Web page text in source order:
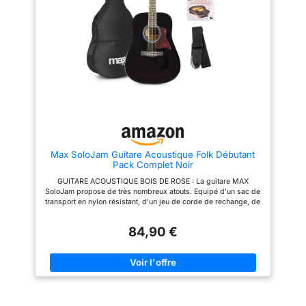
maniement facile et son
agréable jouabilité, cette guitare
est le meilleur atout pour
progresser rapidement
Livraison : 1 x Guitare
Acoustique Folk F310 Tobacco
Brown Sunburst de Yamaha / 6
cordes en acier / Son
en noyer, offrant un son
chaleureux et résonnant Sa
construction robuste garantit
une durabilité et des
performances durables La
forme du corps dreadnought du
CD-60 offre un son riche et
améliorées, ce qui en fait un
styles musicaux Profitez d'une
tranquillité d'esprit grâce à la
Fender, garantissant que votre
guitare est exempte de défauts
de matériaux et de fabrication
Max SoloJam Guitare Acoustique Folk Débutant
Pack Complet Noir
GUITARE ACOUSTIQUE BOIS DE ROSE : La guitare MAX
SoloJam propose de très nombreux atouts. Equipé d'un sac de
transport en nylon résistant, d'un jeu de corde de rechange, de
être utilisé dès sa réception ! DES FINITIONS DE TRES HAUTE
belles finitions qui rend son utilisation très agréable. Avec son
corps en bois de rose et ses détails en métal, cet instrument de
musique offre une qualité d'utilisation maximale pour vous
84,90 €